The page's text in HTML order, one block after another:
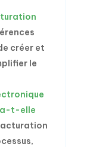
créer et
le
a-t-elle